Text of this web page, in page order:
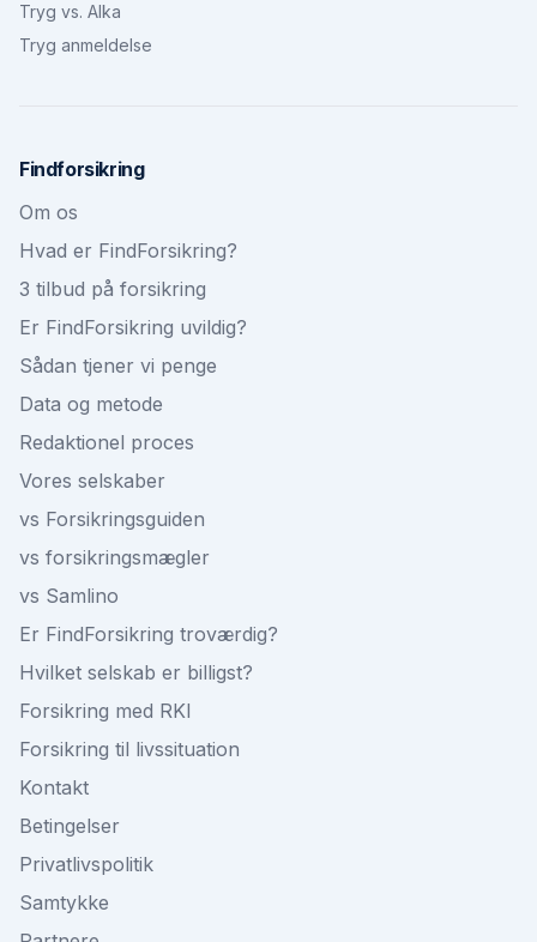
Tryg vs. Alka
Tryg anmeldelse
Findforsikring
Om os
Hvad er FindForsikring?
3 tilbud på forsikring
Er FindForsikring uvildig?
Sådan tjener vi penge
Data og metode
Redaktionel proces
Vores selskaber
vs Forsikringsguiden
vs forsikringsmægler
vs Samlino
Er FindForsikring troværdig?
Hvilket selskab er billigst?
Forsikring med RKI
Forsikring til livssituation
Kontakt
Betingelser
Privatlivspolitik
Samtykke